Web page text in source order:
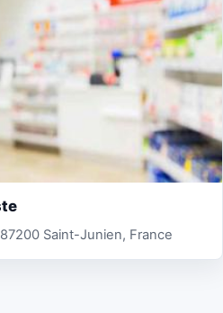
Saint-Junien, France